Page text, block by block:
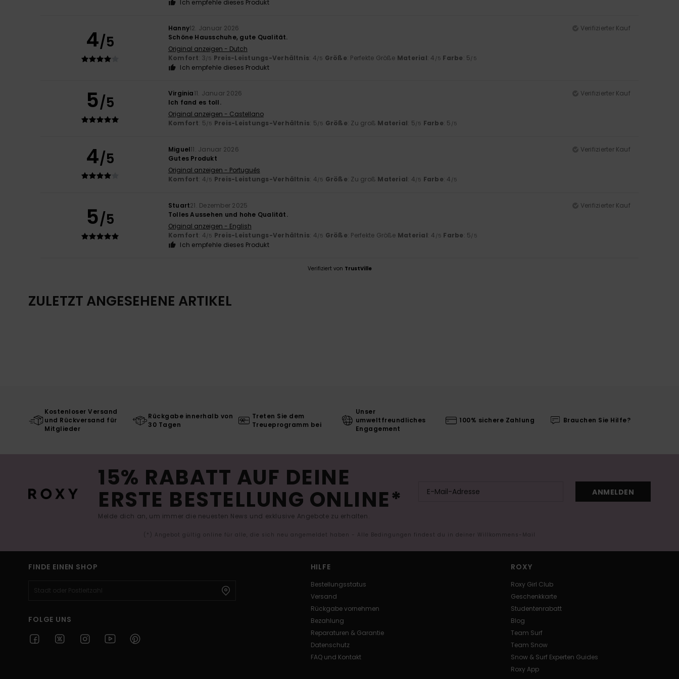
Ich empfehle dieses Produkt
4/5
Hanny12. Januar 2026
Verifizierter Kauf
Schöne Hausschuhe, gute Qualität.
Original anzeigen - Dutch
Komfort: 3/5 Preis-Leistungs-Verhältnis: 4/5 Größe: Perfekte Größe Material: 4 /5 Farbe: 5/5
Ich empfehle dieses Produkt
5/5 Virginia11. Januar 2026
Verifizierter Kauf
Ich fand es toll.
Original anzeigen - Castellano
Komfort: 5/5 Preis-Leistungs-Verhältnis: 5/5 Größe: Zu groß Material: 5/5 Farbe: 5 /5
4/5 Miguel11. Januar 2026
Verifizierter Kauf
Gutes Produkt
Original anzeigen - Português
Komfort: 4/5 Preis-Leistungs-Verhältnis: 4/5 Größe: Zu groß Material: 4/5 Farbe: 4 /5
5/5
Stuart21. Dezember 2025
Verifizierter Kauf
Tolles Aussehen und hohe Qualität.
Original anzeigen - English
Komfort: 4/5 Preis-Leistungs-Verhältnis: 4/5 Größe: Perfekte Größe Material: 4 /5 Farbe: 5/5
Ich empfehle dieses Produkt
Verifiziert von TrustVille
ZULETZT ANGESEHENE ARTIKEL
Kostenloser Versand
und Rückversand für
Mitglieder
Rückgabe innerhalb von
30 Tagen
Treten Sie dem
Treueprogramm bei
Unser
umweltfreundliches
Engagement
100% sichere Zahlung Brauchen Sie Hilfe?
15% RABATT AUF DEINE
ERSTE BESTELLUNG ONLINE*
Melde dich an, um immer die neuesten News und exklusive Angebote zu erhalten.
ANMELDEN
(*) Angebot gültig online für alle, die sich neu angemeldet haben - Alle Bedingungen findest du in deiner Willkommens-Mail
FINDE EINEN SHOP
FOLGE UNS
HILFE
Bestellungsstatus
Versand
Rückgabe vornehmen
Bezahlung
Reparaturen & Garantie
Datenschutz
FAQ und Kontakt
ROXY
Roxy Girl Club
Geschenkkarte
Studentenrabatt
Blog
Team Surf
Team Snow
Snow & Surf Experten Guides
Roxy App